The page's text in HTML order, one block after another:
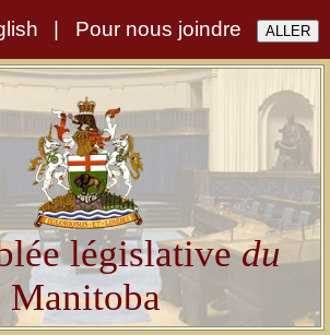
Pour nous joindre
législativedu
Manitoba